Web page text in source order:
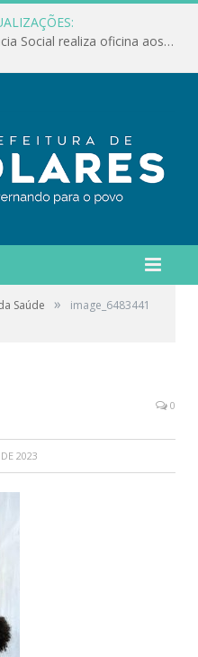
Conselho Municipal de Assistência Social realiza oficina aos servidores
Saúde »
image_6483441
0
2023